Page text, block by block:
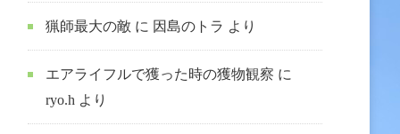
猟師最大の敵 に 因島のトラ より
エアライフルで獲った時の獲物観察 に
ryo.h より